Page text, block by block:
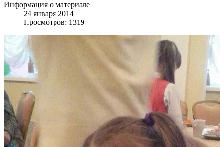
Информация о материале
24 января 2014
Просмотров: 1319